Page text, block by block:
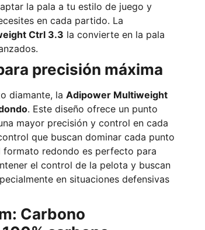
la pala a tu estilo de juego y
en cada partido. La
Ctrl 3.3 la convierte en la pala
precisión máxima
diamante, la Adipower Multiweight
. Este diseño ofrece un punto
mayor precisión y control en cada
que buscan dominar cada punto
el control de la pelota y buscan
en situaciones defensivas
Carbono